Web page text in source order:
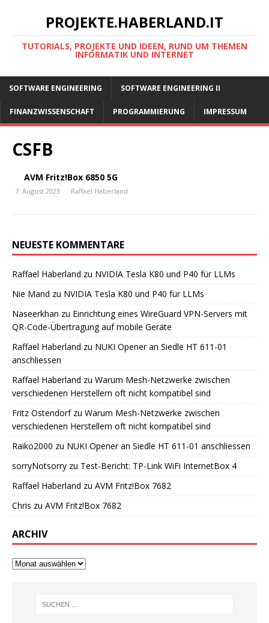
PROJEKTE.HABERLAND.IT
TUTORIALS, PROJEKTE UND IDEEN, RUND UM THEMEN
INFORMATIK UND INTERNET
SOFTWARE ENGINEERING SOFTWARE ENGINEERING II
FINANZWISSENSCHAFT PROGRAMMIERUNG IMPRESSUM
CSFB
AVM Fritz!Box 6850 5G
7. August 2023 Raffael Haberland
NEUESTE KOMMENTARE
Raffael Haberland zu NVIDIA Tesla K80 und P40 für LLMs
Nie Mand zu NVIDIA Tesla K80 und P40 für LLMs
Naseerkhan zu Einrichtung eines WireGuard VPN-Servers mit
QR-Code-Übertragung auf mobile Geräte
Raffael Haberland zu NUKI Opener an Siedle HT 611-01
anschliessen
Raffael Haberland zu Warum Mesh-Netzwerke zwischen
verschiedenen Herstellern oft nicht kompatibel sind
Fritz Ostendorfzu Warum Mesh-Netzwerke zwischen
verschiedenen Herstellern oft nicht kompatibel sind
Raiko2000 zu NUKI Opener an Siedle HT 611-01 anschliessen
sorryNotsorry zu Test-Bericht: TP-Link WiFi InternetBox 4
Raffael Haberland zu AVM Fritz!Box 7682
Chris zu AVM Fritz!Box 7682
ARCHIV